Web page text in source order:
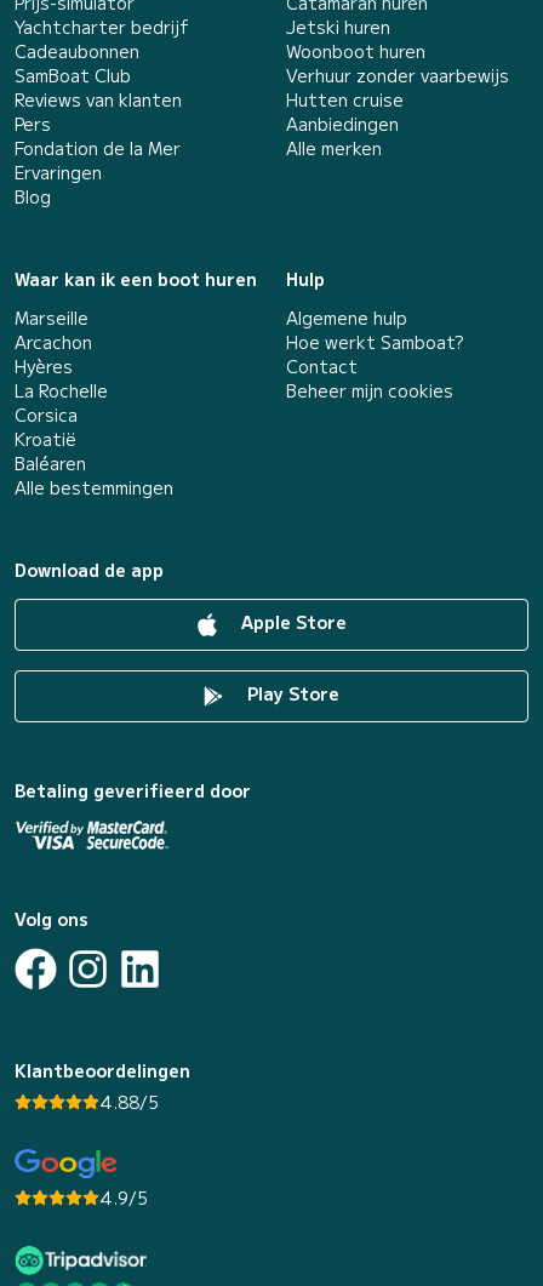
Yachtcharter bedrijf
Cadeaubonnen
SamBoat Club
Reviews van klanten
Pers
Fondation de la Mer
Ervaringen
Blog
Jetski huren
Woonboot huren
Verhuur zonder vaarbewijs
Hutten cruise
Aanbiedingen
Alle merken
Waar kan ik een boot huren
Marseille
Arcachon
Hyères
La Rochelle
Corsica
Kroatië
Baléaren
Alle bestemmingen
Hulp
Algemene hulp
Hoe werkt Samboat?
Contact
Beheer mijn cookies
Download de app
Apple Store
Play Store
Betaling geverifieerd door
Volg ons
Klantbeoordelingen
4.88/5
4.9/5